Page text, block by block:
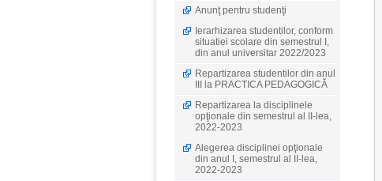
Anunţ pentru studenţi
Ierarhizarea studentilor, conform
situatiei scolare din semestrul I,
din anul universitar 2022/2023
Repartizarea studentilor din anul
III la PRACTICA PEDAGOGICĂ
Repartizarea la disciplinele
opţionale din semestrul al II-lea,
2022-2023
Alegerea disciplinei opţionale
din anul I, semestrul al II-lea,
2022-2023